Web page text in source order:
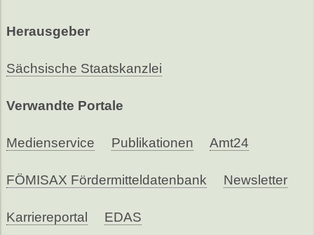
Herausgeber
Sächsische Staatskanzlei
Verwandte Portale
Medienservice Publikationen Amt24
FÖMISAX Fördermitteldatenbank Newsletter
Karriereportal EDAS